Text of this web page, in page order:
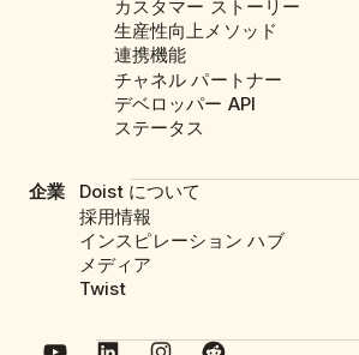
カスタマー ストーリー
生産性向上メソッド
連携機能
チャネル パートナー
デベロッパー API
ステータス
企業
Doist について
採用情報
インスピレーション ハブ
メディア
Twist